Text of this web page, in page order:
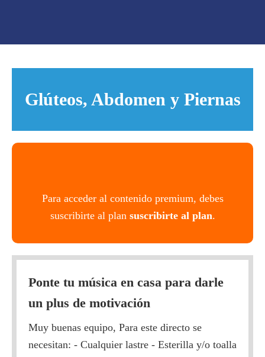
Glúteos, Abdomen y Piernas
Para acceder al contenido premium, debes
suscribirte al plan suscribirte al plan.
Ponte tu música en casa para darle
un plus de motivación
Muy buenas equipo, Para este directo se
necesitan: - Cualquier lastre - Esterilla y/o toalla